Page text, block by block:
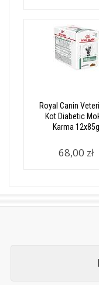
Royal Canin
Kot Diabetic
Karma 12x85g
68,00 zł